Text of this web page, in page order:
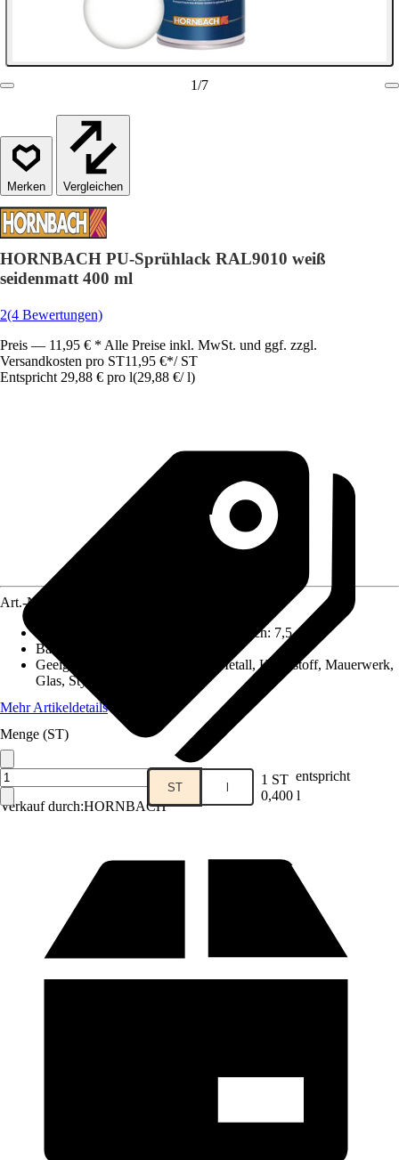
1/7
Vergleichen
HORNBACH PU-Sprühlack RAL9010 weiß
seidenmatt 400 ml
2(4 Bewertungen)
Preis — 11,95 € * Alle Preise inkl. MwSt. und ggf. zzgl.
Versandkosten pro ST11,95 €*/ ST
Entspricht 29,88 € pro l(29,88 €/ l)
Verkauf durch:HORNBACH
Art.-Nr.
Reichweite (ca.) bei einmaligem Anstrich: 7,5 m²/l
Basis
Geeignet für Untergrund
Holz, Metall, Kunststoff, Mauerwerk,
Glas, Styropor
Mehr Artikeldetails
Menge (ST)
ST l 1 ST entspricht
0,400 l